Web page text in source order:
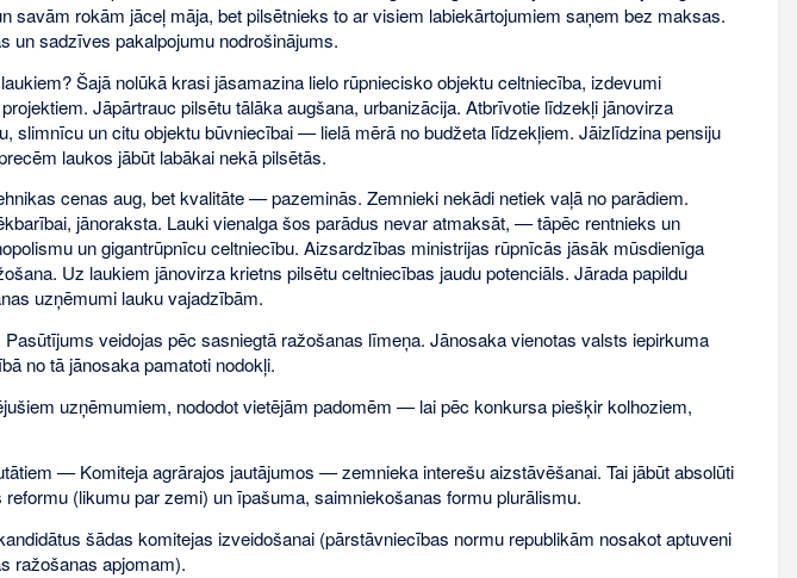
savām rokām jāceļ māja, bet pilsētnieks to ar visiem labiekārtojumiem saņem bez maksas.
un sadzīves pakalpojumu nodrošinājums.
Šajā nolūkā krasi jāsamazina lielo rūpniecisko objektu celtniecība, izdevumi
Jāpārtrauc pilsētu tālāka augšana, urbanizācija. Atbrīvotie līdzekļi jānovirza
slimnīcu un citu objektu būvniecībai — lielā mērā no budžeta līdzekļiem. Jāizlīdzina pensiju
laukos jābūt labākai nekā pilsētās.
cenas aug, bet kvalitāte — pazeminās. Zemnieki nekādi netiek vaļā no parādiem.
jānoraksta. Lauki vienalga šos parādus nevar atmaksāt, — tāpēc rentnieks un
un gigantrūpnīcu celtniecību. Aizsardzības ministrijas rūpnīcās jāsāk mūsdienīga
Uz laukiem jānovirza krietns pilsētu celtniecības jaudu potenciāls. Jārada papildu
uzņēmumi lauku vajadzībām.
veidojas pēc sasniegtā ražošanas līmeņa. Jānosaka vienotas valsts iepirkuma
no tā jānosaka pamatoti nodokļi.
uzņēmumiem, nododot vietējām padomēm — lai pēc konkursa piešķir kolhoziem,
— Komiteja agrārajos jautājumos — zemnieka interešu aizstāvēšanai. Tai jābūt absolūti
(likumu par zemi) un īpašuma, saimniekošanas formu plurālismu.
šādas komitejas izveidošanai (pārstāvniecības normu republikām nosakot aptuveni
ražošanas apjomam).